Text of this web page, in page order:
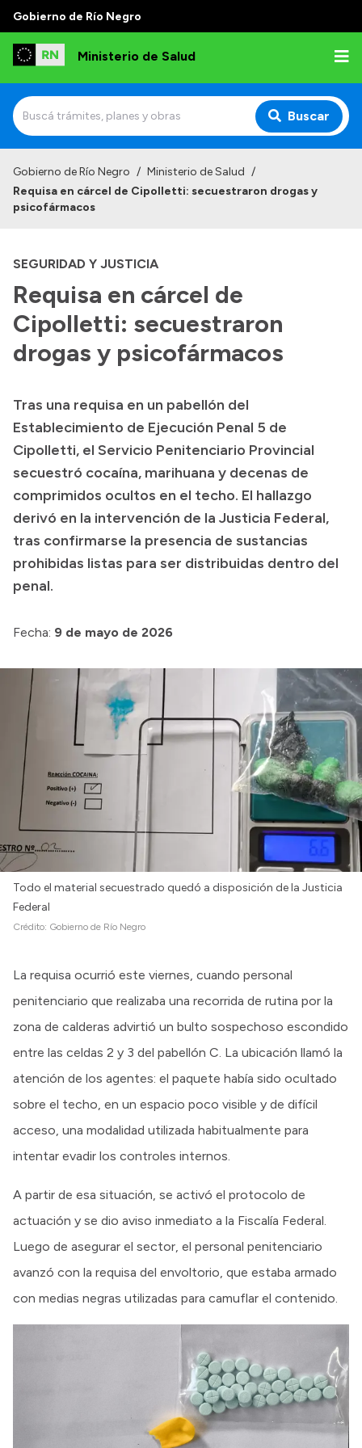
Gobierno de Río Negro
Ministerio de Salud
Buscar
Institucional
Autoridades
Consejos locales
Transparencia
Boletín Oficial
Compras y licitaciones
Consulta de expedientes
Consulta de pago a proveedores
Convocatorias
Intranet
Gobierno de Río Negro / Ministerio de Salud /
Requisa en cárcel de Cipolletti: secuestraron drogas y
psicofármacos
SEGURIDAD Y JUSTICIA
Requisa en cárcel de
Cipolletti: secuestraron
drogas y psicofármacos
Tras una requisa en un pabellón del
Establecimiento de Ejecución Penal 5 de
Cipolletti, el Servicio Penitenciario Provincial
secuestró cocaína, marihuana y decenas de
comprimidos ocultos en el techo. El hallazgo
derivó en la intervención de la Justicia Federal,
tras confirmarse la presencia de sustancias
prohibidas listas para ser distribuidas dentro del
penal.
Fecha: 9 de mayo de 2026
Todo el material secuestrado quedó a disposición de la Justicia
Federal
Crédito: Gobierno de Río Negro
La requisa ocurrió este viernes, cuando personal
penitenciario que realizaba una recorrida de rutina por la
zona de calderas advirtió un bulto sospechoso escondido
entre las celdas 2 y 3 del pabellón C. La ubicación llamó la
atención de los agentes: el paquete había sido ocultado
sobre el techo, en un espacio poco visible y de difícil
acceso, una modalidad utilizada habitualmente para
intentar evadir los controles internos.
A partir de esa situación, se activó el protocolo de
actuación y se dio aviso inmediato a la Fiscalía Federal.
Luego de asegurar el sector, el personal penitenciario
avanzó con la requisa del envoltorio, que estaba armado
con medias negras utilizadas para camuflar el contenido.